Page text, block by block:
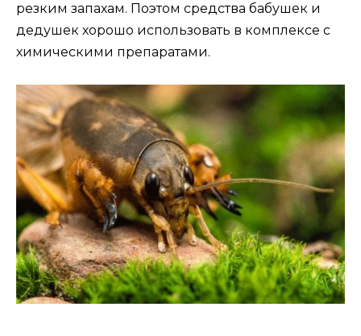
резким запахам. Поэтом средства бабушек и
дедушек хорошо использовать в комплексе с
химическими препаратами.